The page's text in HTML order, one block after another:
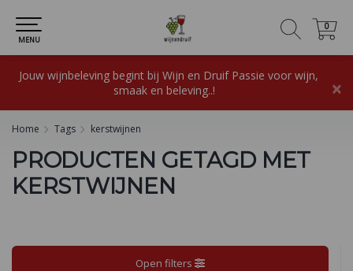
0
0
MENU
Jouw wijnbeleving begint bij Wijn en Druif Passie voor wijn,
smaak en beleving..!
×
Home Tags kerstwijnen
PRODUCTEN GETAGD MET
KERSTWIJNEN
Open filters